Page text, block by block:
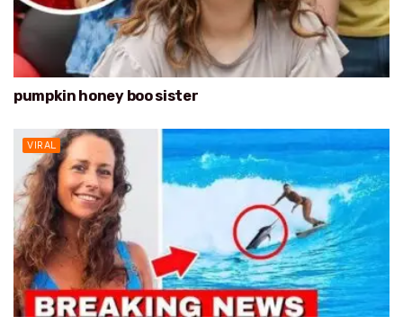
pumpkin honey boo sister
VIRAL